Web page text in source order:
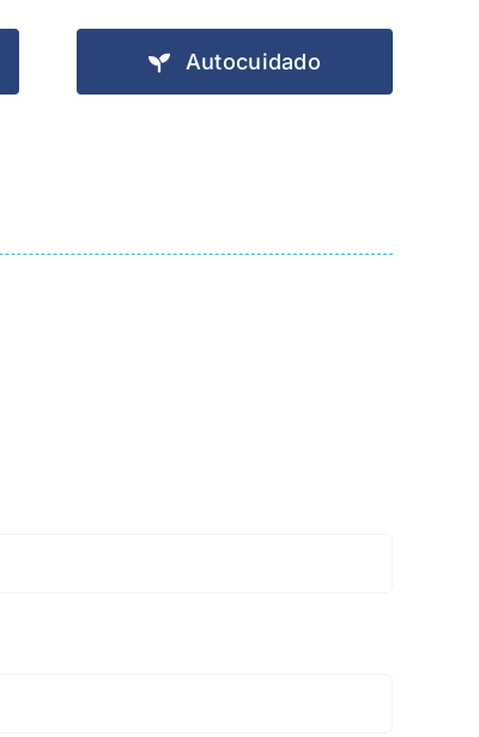
Autocuidado